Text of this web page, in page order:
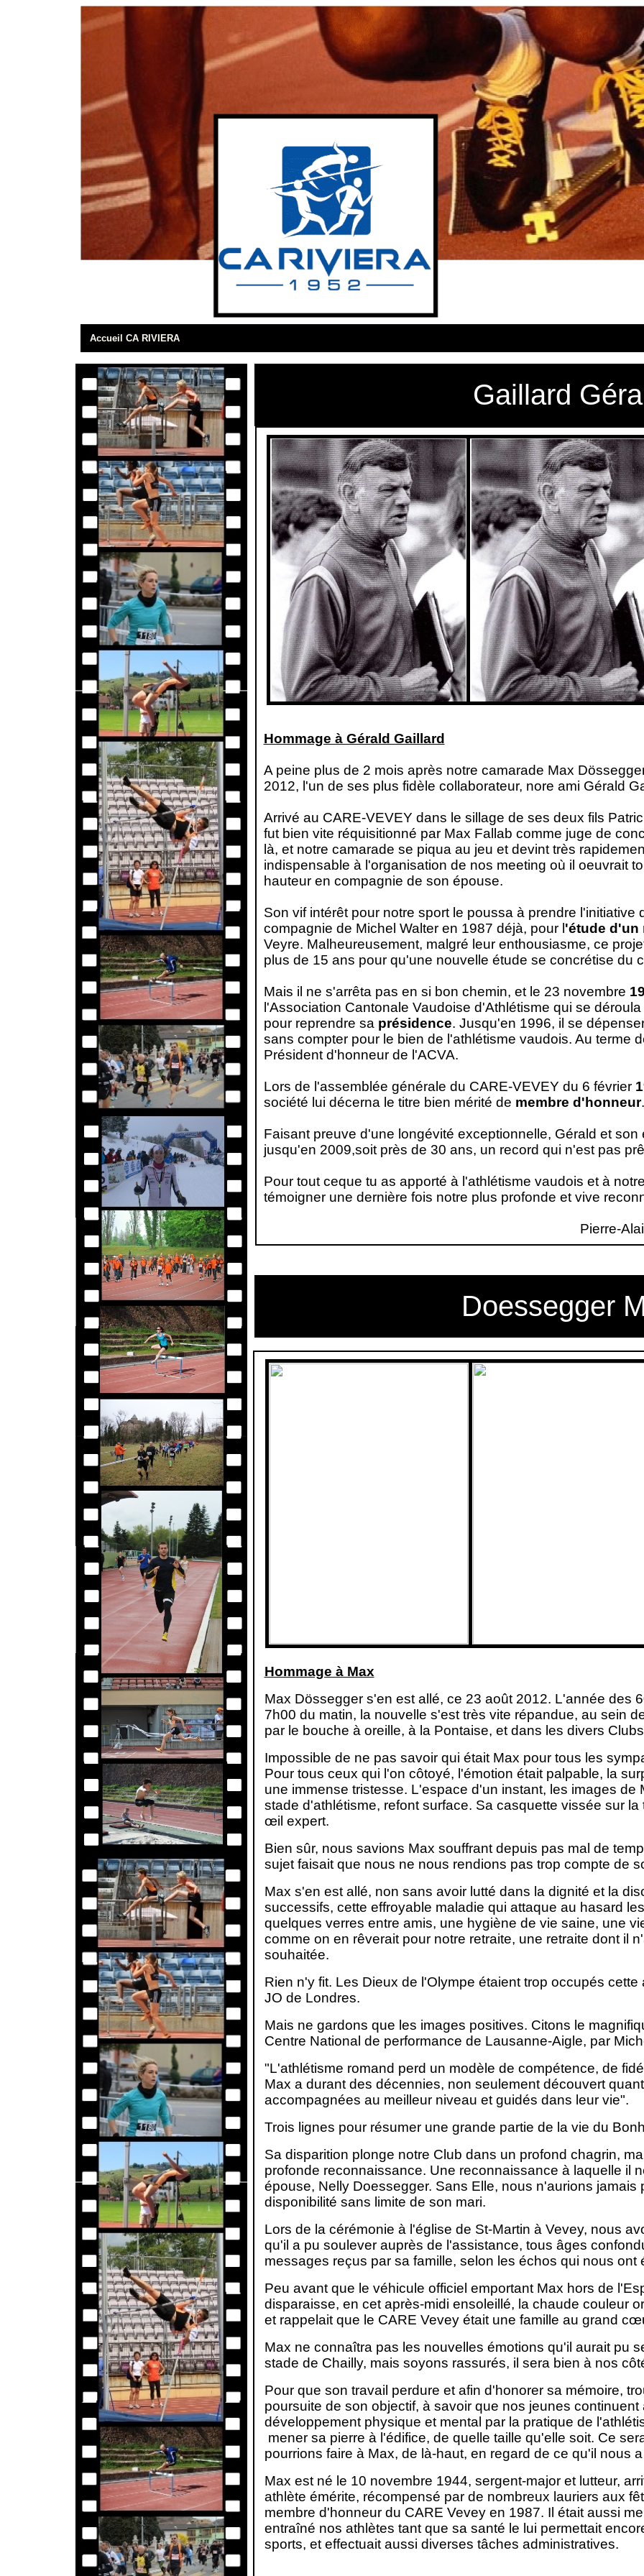
Accueil CA RIVIERA
Gaillard
Hommage à Gérald Gaillard
A peine plus de 2 mois après notre camarade Max
2012, l'un de ses plus fidèle collaborateur, nore ami Gérald
Arrivé au CARE-VEVEY dans le sillage de ses deux fils
fut bien vite réquisitionné par Max Fallab comme juge de
là, et notre camarade se piqua au jeu et devint très
indispensable à l'organisation de nos meeting où il oeuvrait
hauteur en compagnie de son épouse.
Son vif intérêt pour notre sport le poussa à prendre
compagnie de Michel Walter en 1987 déjà, pour l 'étude d'un
Veyre. Malheureusement, malgré leur enthousiasme, ce
plus de 15 ans pour qu'une nouvelle étude se concrétise du
Mais il ne s'arrêta pas en si bon chemin, et le 23 novembre
l'Association Cantonale Vaudoise d'Athlétisme qui se
pour reprendre sa présidence. Jusqu'en 1996, il se
sans compter pour le bien de l'athlétisme vaudois. Au terme
Président d'honneur de l'ACVA.
Lors de l'assemblée générale du CARE-VEVEY du 6 février
société lui décerna le titre bien mérité de membre d'honneur.
Faisant preuve d'une longévité exceptionnelle, Gérald et
jusqu'en 2009,soit près de 30 ans, un record qui n'est pas
Pour tout ceque tu as apporté à l'athlétisme vaudois et à
témoigner une dernière fois notre plus profonde et vive
Pierre-
Doessegger
Hommage à Max
Max Dössegger s'en est allé, ce 23 août 2012. L'année des
7h00 du matin, la nouvelle s'est très vite répandue, au sein
par le bouche à oreille, à la Pontaise, et dans les divers
Impossible de ne pas savoir qui était Max pour tous les
Pour tous ceux qui l'on côtoyé, l'émotion était palpable, la
une immense tristesse. L'espace d'un instant, les images de
stade d'athlétisme, refont surface. Sa casquette vissée sur
œil expert.
Bien sûr, nous savions Max souffrant depuis pas mal de
sujet faisait que nous ne nous rendions pas trop compte de
Max s'en est allé, non sans avoir lutté dans la dignité et la
successifs, cette effroyable maladie qui attaque au hasard
quelques verres entre amis, une hygiène de vie saine, une
comme on en rêverait pour notre retraite, une retraite dont il
souhaitée.
Rien n'y fit. Les Dieux de l'Olympe étaient trop occupés
JO de Londres.
Mais ne gardons que les images positives. Citons le
Centre National de performance de Lausanne-Aigle, par
"L'athlétisme romand perd un modèle de compétence, de
Max a durant des décennies, non seulement découvert
accompagnées au meilleur niveau et guidés dans leur vie".
Trois lignes pour résumer une grande partie de la vie du
Sa disparition plonge notre Club dans un profond chagrin,
profonde reconnaissance. Une reconnaissance à laquelle il
épouse, Nelly Doessegger. Sans Elle, nous n'aurions jamais
disponibilité sans limite de son mari.
Lors de la cérémonie à l'église de St-Martin à Vevey, nous
qu'il a pu soulever auprès de l'assistance, tous âges
messages reçus par sa famille, selon les échos qui nous ont
Peu avant que le véhicule officiel emportant Max hors de
disparaisse, en cet après-midi ensoleillé, la chaude couleur
et rappelait que le CARE Vevey était une famille au grand
Max ne connaîtra pas les nouvelles émotions qu'il aurait pu
stade de Chailly, mais soyons rassurés, il sera bien à nos
Pour que son travail perdure et afin d'honorer sa mémoire,
poursuite de son objectif, à savoir que nos jeunes
développement physique et mental par la pratique de
mener sa pierre à l'édifice, de quelle taille qu'elle soit. Ce
pourrions faire à Max, de là-haut, en regard de ce qu'il nous
Max est né le 10 novembre 1944, sergent-major et lutteur,
athlète émérite, récompensé par de nombreux lauriers aux
membre d'honneur du CARE Vevey en 1987. Il était aussi
entraîné nos athlètes tant que sa santé le lui permettait
sports, et effectuait aussi diverses tâches administratives.